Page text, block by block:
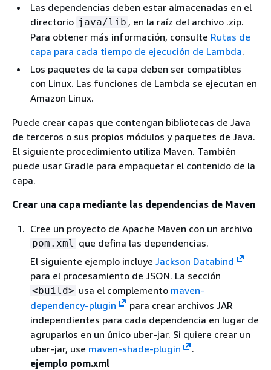
Las dependencias deben estar almacenadas en el
directorio java/lib , en la raíz del archivo .zip.
Para obtener más información, consulte Rutas de
capa para cada tiempo de ejecución de Lambda.
Los paquetes de la capa deben ser compatibles
con Linux. Las funciones de Lambda se ejecutan en
Amazon Linux.
Puede crear capas que contengan bibliotecas de Java
de terceros o sus propios módulos y paquetes de Java.
El siguiente procedimiento utiliza Maven. También
puede usar Gradle para empaquetar el contenido de la
capa.
Crear una capa mediante las dependencias de Maven
Cree un proyecto de Apache Maven con un archivo
pom.xml
que defina las dependencias.
El siguiente ejemplo incluye Jackson Databind
para el procesamiento de JSON. La sección
<build> usa el complemento maven-
dependency-plugin
para crear archivos JAR
independientes para cada dependencia en lugar de
agruparlos en un único uber-jar. Si quiere crear un
uber-jar, use maven-shade-plugin
.
ejemplo pom.xml